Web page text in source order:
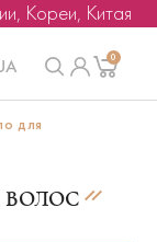
Кореи, Китая
0
для